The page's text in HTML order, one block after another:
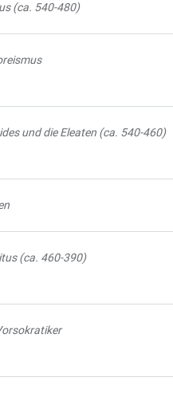
(ca. 540-480)
und die Eleaten (ca. 540-460)
(ca. 460-390)